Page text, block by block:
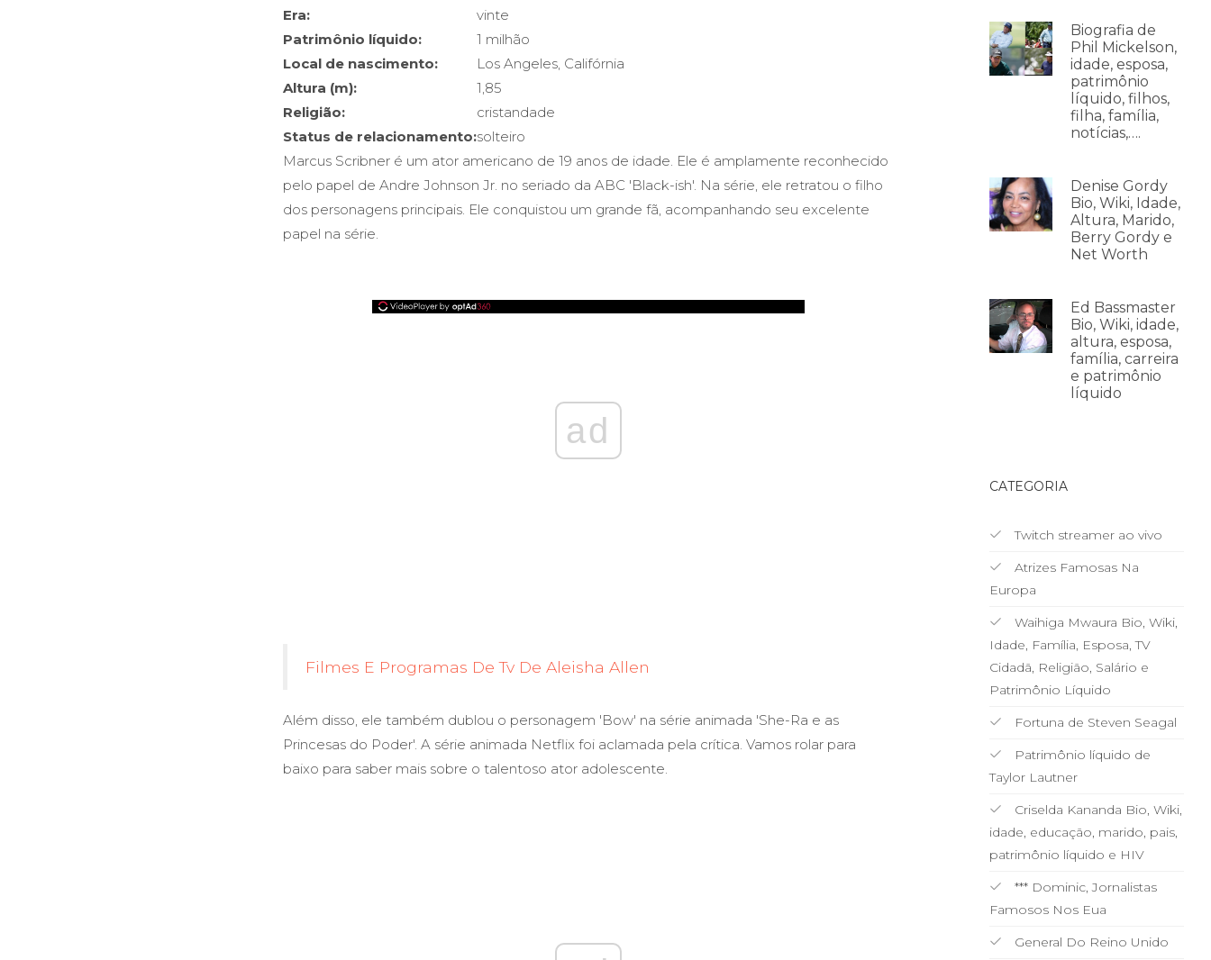
Era:
vinte
Patrimônio líquido:
1 milhão
Local de nascimento:
Los Angeles, Califórnia
Altura (m):
1,85
Religião:
cristandade
Status de relacionamento:solteiro
Marcus Scribner é um ator americano de 19 anos de idade. Ele é amplamente reconhecido
pelo papel de Andre Johnson Jr. no seriado da ABC 'Black-ish'. Na série, ele retratou o filho
dos personagens principais. Ele conquistou um grande fã, acompanhando seu excelente
papel na série.
ad
Filmes E Programas De Tv De Aleisha Allen
Além disso, ele também dublou o personagem 'Bow' na série animada 'She-Ra e as
Princesas do Poder'. A série animada Netflix foi aclamada pela crítica. Vamos rolar para
baixo para saber mais sobre o talentoso ator adolescente.
Biografia de
Phil Mickelson,
idade, esposa,
patrimônio
líquido, filhos,
filha, família,
notícias,….
Denise Gordy
Bio, Wiki, Idade,
Altura, Marido,
Berry Gordy e
Net Worth
Ed Bassmaster
Bio, Wiki, idade,
altura, esposa,
família, carreira
e patrimônio
líquido
CATEGORIA
Twitch streamer ao vivo
Atrizes Famosas Na
Europa
Waihiga Mwaura Bio, Wiki,
Idade, Família, Esposa, TV
Cidadã, Religião, Salário e
Patrimônio Líquido
Fortuna de Steven Seagal
Patrimônio líquido de
Taylor Lautner
Criselda Kananda Bio, Wiki,
idade, educação, marido, pais,
patrimônio líquido e HIV
*** Dominic, Jornalistas
Famosos Nos Eua
General Do Reino Unido